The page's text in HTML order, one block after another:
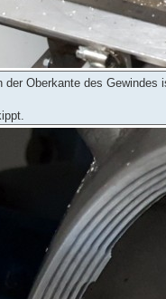
der Oberkante des